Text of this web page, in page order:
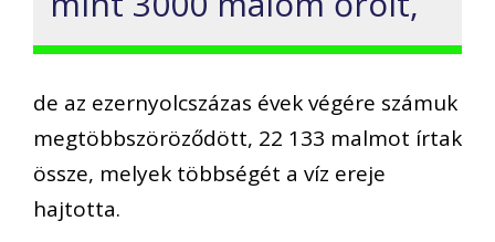
de az ezernyolcszázas évek végére számuk
megtöbbszöröződött, 22 133 malmot írtak
össze, melyek többségét a víz ereje
hajtotta.